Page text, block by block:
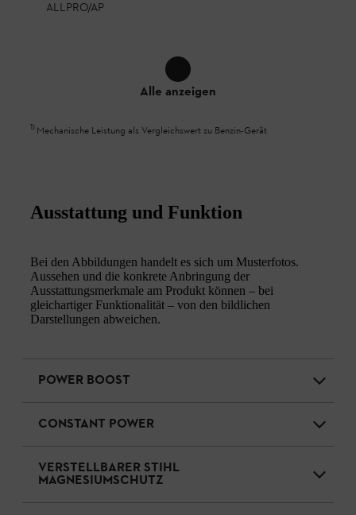
ALLPRO/AP
Alle anzeigen
1) Mechanische Leistung als Vergleichswert zu Benzin-Gerät
Ausstattung und Funktion
Bei den Abbildungen handelt es sich um Musterfotos.
Aussehen und die konkrete Anbringung der
Ausstattungsmerkmale am Produkt können – bei
gleichartiger Funktionalität – von den bildlichen
Darstellungen abweichen.
POWER BOOST
CONSTANT POWER
VERSTELLBARER STIHL
MAGNESIUMSCHUTZ